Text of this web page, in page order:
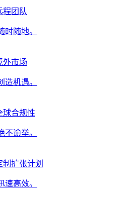
程团队
时随地。
外市场
造机遇。
球合规性
不逾举。
制扩张计划
速高效。